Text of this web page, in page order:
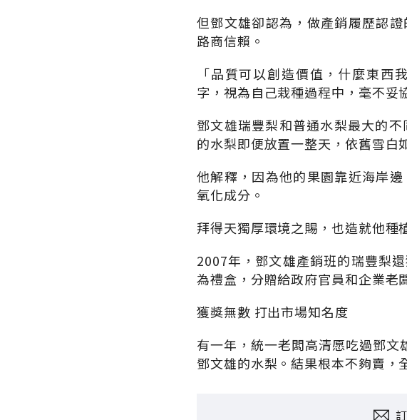
但鄧文雄卻認為，做產銷履歷認
路商信賴。
「品質可以創造價值，什麼東西
字，視為自己栽種過程中，毫不妥
鄧文雄瑞豐梨和普通水梨最大的
的水梨即便放置一整天，依舊雪白
他解釋，因為他的果園靠近海岸
氧化成分。
拜得天獨厚環境之賜，也造就他種
2007年，鄧文雄產銷班的瑞豐梨
為禮盒，分贈給政府官員和企業老
獲獎無數 打出市場知名度
有一年，統一老闆高清愿吃過鄧
鄧文雄的水梨。結果根本不夠賣，